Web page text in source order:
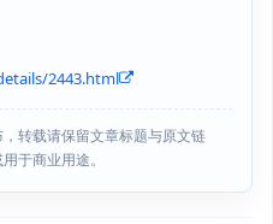
2443.html
转载请保留文章标题与原文链
于商业用途。